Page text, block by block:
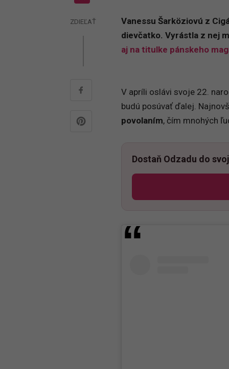
ZDIEĽAŤ Vanessu Šarköziovú z
dievčatko. Vyrástla z nej
aj na titulke pánskeho
V apríli oslávi svoje 22.
budú posúvať ďalej.
povolaním, čím mnohých
Dostaň Odzadu do